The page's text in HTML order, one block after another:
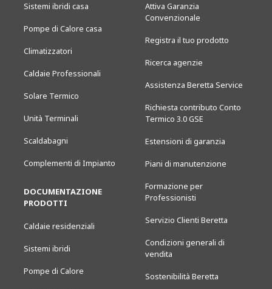
Sistemi ibridi casa
Pompe di Calore casa
Climatizzatori
Caldaie Professionali
Solare Termico
Unità Terminali
Scaldabagni
Complementi di Impianto
DOCUMENTAZIONE
PRODOTTI
Caldaie residenziali
Sistemi ibridi
Pompe di Calore
Attiva Garanzia
Convenzionale
Registra il tuo prodotto
Ricerca agenzie
Assistenza Beretta Service
Richiesta contributo Conto
Termico 3.0 GSE
Estensioni di garanzia
Piani di manutenzione
Formazione per
Professionisti
Servizio Clienti Beretta
Condizioni generali di
vendita
Sostenibilità Beretta